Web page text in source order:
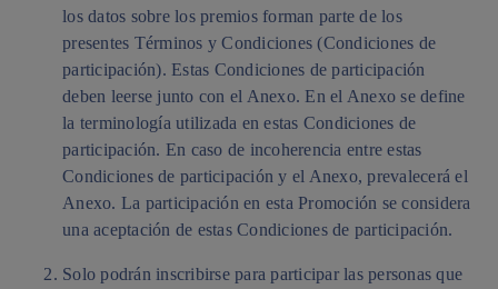
los datos sobre los premios forman parte de los
presentes Términos y Condiciones (Condiciones de
participación). Estas Condiciones de participación
deben leerse junto con el Anexo. En el Anexo se define
la terminología utilizada en estas Condiciones de
participación. En caso de incoherencia entre estas
Condiciones de participación y el Anexo, prevalecerá el
Anexo. La participación en esta Promoción se considera
una aceptación de estas Condiciones de participación.
Solo podrán inscribirse para participar las personas que